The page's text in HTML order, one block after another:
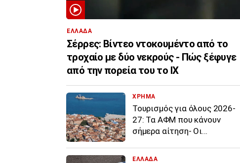
ΕΛΛΑΔΑ
Σέρρες: Βίντεο ντοκουμέντο από το
τροχαίο με δύο νεκρούς - Πώς ξέφυγε
από την πορεία του το ΙΧ
ΧΡΗΜΑ
Τουρισμός για όλους 2026-
27: Τα ΑΦΜ που κάνουν
σήμερα αίτηση- Οι
ΕΛΛΑΔΑ